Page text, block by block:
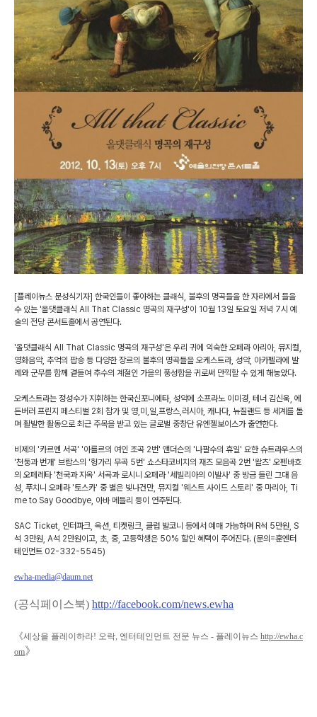
[플레이뉴스 문성식기자] 한국인들이 좋아하는 클래식, 불후의 명곡들을 한 자리에서 들을
수 있는 '올댓클래식 All That Classic 명곡의 재구성'이 10월 13일 토요일 저녁 7시 예
술의 전당 콘서트홀에서 공연된다.
'올댓클래식 All That Classic 명곡의 재구성'은 우리 귀에 익숙한 오페라 아리아, 뮤지컬,
영화음악, 추억의 팝송 등 다양한 장르의 불후의 명곡들을 오케스트라, 성악, 아카펠라에 발
레와 군무를 함께 곁들여 추수의 계절인 가을의 풍성함을 귀로써 만끽할 수 있게 해놓았다.
오케스트라는 정성수가 지휘하는 한국신포니에타, 성악에 소프라노 이미경, 테너 김신욱, 에
든버러 프린지 페스티벌 2회 참가 및 영,미,일,프랑스,러시아, 캐나다, 뉴질랜드 등 세계를 돌
며 활발한 활동으로 최근 주목을 받고 있는 글로벌 중창단 유엔젤보이스가 출연한다.
비제의 '카르멘 서곡' '아를르의 여인 조곡 2번' 앤더슨의 '나팔수의 휴일' 요한 슈트라우스의
'천둥과 번개' 브람스의 '헝가리 무곡 5번' 쇼스타코비치의 재즈 모음곡 2번 '왈츠' 오펜바흐
의 오페레타 '천국과 지옥' 서곡과 로시니 오페라 '세빌리아의 이발사' 중 방금 들린 그대 음
성, 푸치니 오페라 '토스카' 중 별은 빛나건만, 뮤지컬 '웨스트 사이드 스토리' 중 마리아, Ti
me to Say Goodbye, 아바 메들리 등이 연주된다.
SAC Ticket, 인터파크, 옥션, 티켓링크, 클럽 발코니 등에서 예매 가능하며 R석 5만원, S
석 3만원, A석 2만원이고, 초, 중, 고등학생은 50% 할인 혜택이 주어진다. (문의=훈엔터
테인먼트 02-332-5545)
ewha-media@daum.net
(공식페이스북) http://facebook.com/news.ewha
《세상을 플레이하라! 오락, 엔터테인먼트 전문 뉴스 - 플레이뉴스 http://ewha.c
om》